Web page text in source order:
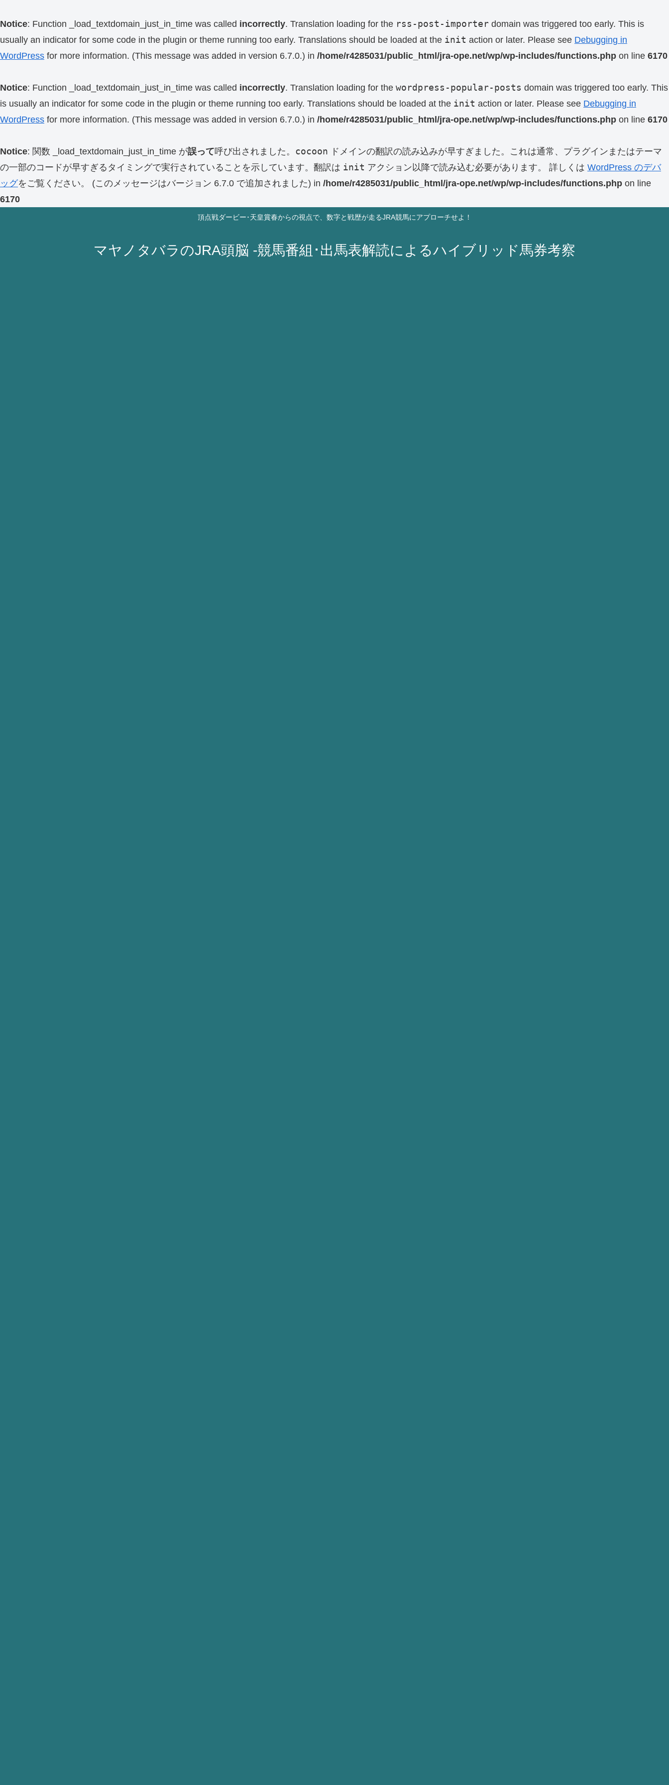
Notice: Function _load_textdomain_just_in_time was called incorrectly. Translation loading for the rss-post-importer domain was triggered too early. This is
usually an indicator for some code in the plugin or theme running too early. Translations should be loaded at the init action or later. Please see Debugging in
WordPress for more information. (This message was added in version 6.7.0.) in /home/r4285031/public_html/jra-ope.net/wp/wp-includes/functions.php on line 6170
Notice: Function _load_textdomain_just_in_time was called incorrectly. Translation loading for the wordpress-popular-posts domain was triggered too early. This
is usually an indicator for some code in the plugin or theme running too early. Translations should be loaded at the init action or later. Please see Debugging in
WordPress for more information. (This message was added in version 6.7.0.) in /home/r4285031/public_html/jra-ope.net/wp/wp-includes/functions.php on line 6170
Notice: 関数 _load_textdomain_just_in_time が誤って呼び出されました。 cocoon ドメインの翻訳の読み込みが早すぎました。これは通常、プラグインまたはテーマ
の一部のコードが早すぎるタイミングで実行されていることを示しています。翻訳は init アクション以降で読み込む必要があります。 詳しくは WordPress のデバ
ッグをご覧ください。 (このメッセージはバージョン 6.7.0 で追加されました) in /home/r4285031/public_html/jra-ope.net/wp/wp-includes/functions.php on line
6170
頂点戦ダービー･天皇賞春からの視点で、数字と戦歴が走るJRA競馬にアプローチせよ！
マヤノタバラのJRA頭脳 -競馬番組･出馬表解読によるハイブリッド馬券考察